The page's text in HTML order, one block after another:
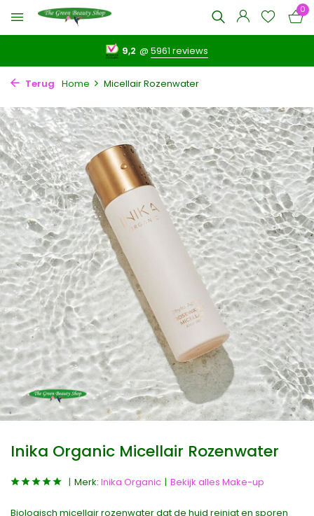
0
9,2 @5961 reviews
Terug Home Micellair Rozenwater
Inika Organic Micellair Rozenwater
Merk: Inika Organic Bekijk alles Make-up
Biologisch micellair rozenwater dat de huid reinigt en sporen